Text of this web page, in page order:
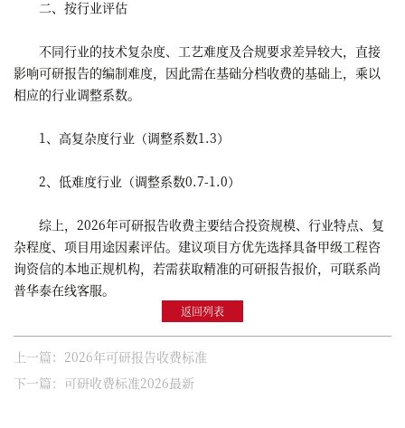
二、按行业评估
不同行业的技术复杂度、工艺难度及合规要求差异较大，直接
影响可研报告的编制难度，因此需在基础分档收费的基础上，乘以
相应的行业调整系数。
1、高复杂度行业（调整系数1.3）
2、低难度行业（调整系数0.7-1.0）
综上，2026年可研报告收费主要结合投资规模、行业特点、复
杂程度、项目用途因素评估。建议项目方优先选择具备甲级工程咨
询资信的本地正规机构，若需获取精准的可研报告报价，可联系尚
普华泰在线客服。
返回列表
上一篇：2026年可研报告收费标准
下一篇：可研收费标准2026最新